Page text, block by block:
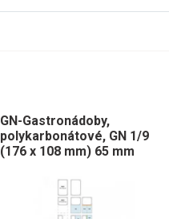
GN-Gastronádoby,
polykarbonátové, GN 1/9
(176 x 108 mm) 65 mm